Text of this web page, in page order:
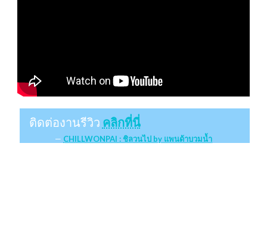
ติดต่องานรีวิว คลิกที่นี่
CHILLWONPAI : ชิลวนไป by แพนด้าบวมน้ำ